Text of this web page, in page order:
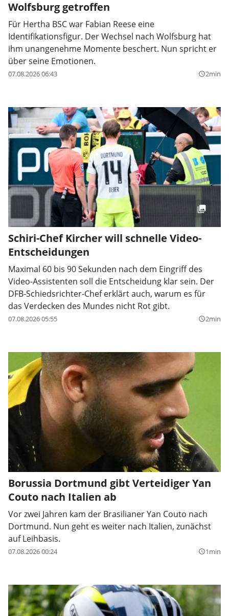
Wolfsburg getroffen
Für Hertha BSC war Fabian Reese eine
Identifikationsfigur. Der Wechsel nach Wolfsburg hat
ihm unangenehme Momente beschert. Nun spricht er
über seine Emotionen.
07.08.2026 06:43 query_builder2min
Schiri-Chef Kircher will schnelle Video-
Entscheidungen
Maximal 60 bis 90 Sekunden nach dem Eingriff des
Video-Assistenten soll die Entscheidung klar sein. Der
DFB-Schiedsrichter-Chef erklärt auch, warum es für
das Verdecken des Mundes nicht Rot gibt.
07.08.2026 05:55 query_builder2min
Borussia Dortmund gibt Verteidiger Yan
Couto nach Italien ab
Vor zwei Jahren kam der Brasilianer Yan Couto nach
Dortmund. Nun geht es weiter nach Italien, zunächst
auf Leihbasis.
07.08.2026 00:24 query_builder1min